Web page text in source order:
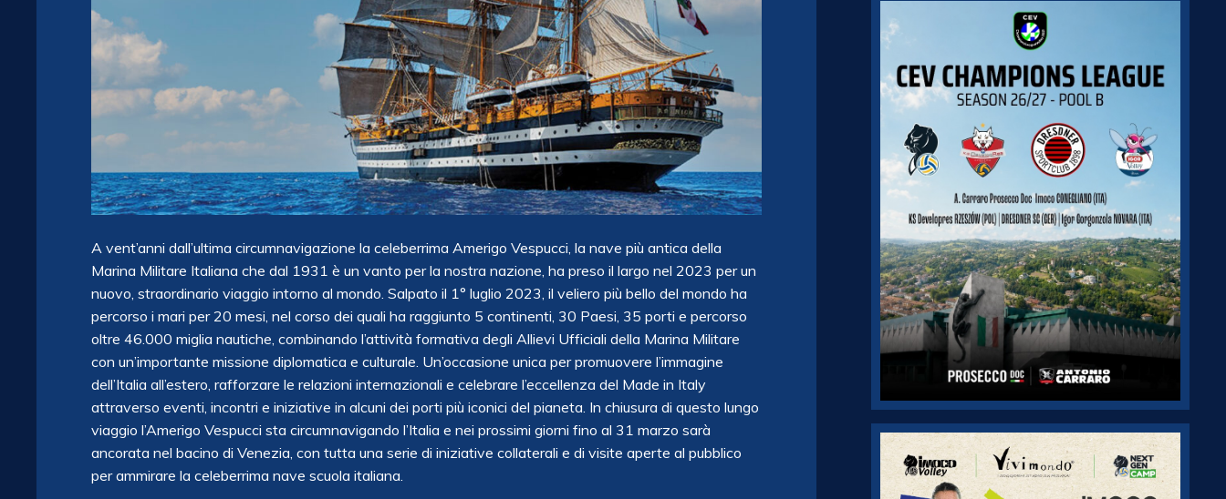
A vent’anni dall’ultima circumnavigazione la celeberrima Amerigo Vespucci, la nave più antica della
Marina Militare Italiana che dal 1931 è un vanto per la nostra nazione, ha preso il largo nel 2023 per un
nuovo, straordinario viaggio intorno al mondo. Salpato il 1° luglio 2023, il veliero più bello del mondo ha
percorso i mari per 20 mesi, nel corso dei quali ha raggiunto 5 continenti, 30 Paesi, 35 porti e percorso
oltre 46.000 miglia nautiche, combinando l’attività formativa degli Allievi Ufficiali della Marina Militare
con un’importante missione diplomatica e culturale. Un’occasione unica per promuovere l’immagine
dell’Italia all’estero, rafforzare le relazioni internazionali e celebrare l’eccellenza del Made in Italy
attraverso eventi, incontri e iniziative in alcuni dei porti più iconici del pianeta. In chiusura di questo lungo
viaggio l’Amerigo Vespucci sta circumnavigando l’Italia e nei prossimi giorni fino al 31 marzo sarà
ancorata nel bacino di Venezia, con tutta una serie di iniziative collaterali e di visite aperte al pubblico
per ammirare la celeberrima nave scuola italiana.